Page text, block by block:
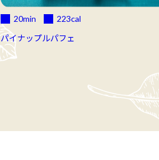
20min 223cal
パイナップルパフェ